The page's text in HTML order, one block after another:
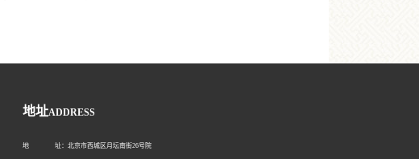
地址ADDRESS
地 址：北京市西城区月坛南街26号院